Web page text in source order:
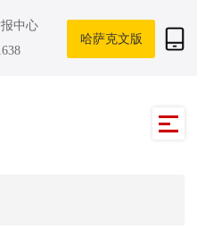
中心
哈萨克文版